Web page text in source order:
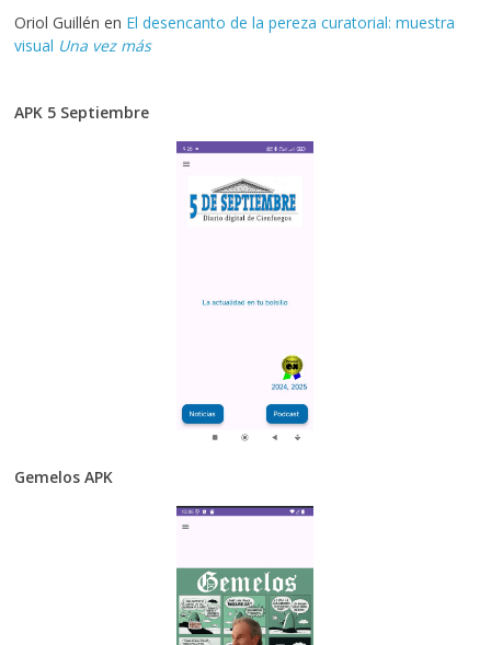
Oriol Guillén en El desencanto de la pereza curatorial: muestra
visual Una vez más
APK 5 Septiembre
Gemelos APK